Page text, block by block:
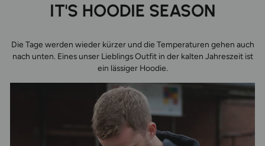
IT'S HOODIE SEASON
Die Tage werden wieder kürzer und die Temperaturen gehen auch
nach unten. Eines unser Lieblings Outfit in der kalten Jahreszeit ist
ein lässiger Hoodie.